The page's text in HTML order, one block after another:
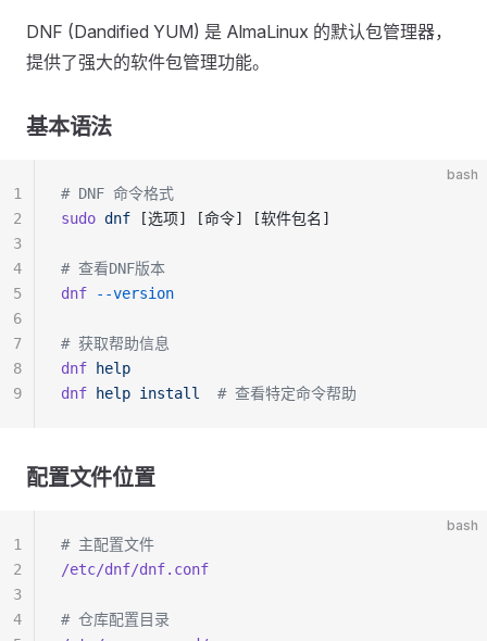
DNF (Dandified YUM) 是 AlmaLinux 的默认包管理器，
提供了强大的软件包管理功能。
基本语法
bash
# DNF 命令格式
sudo dnf [选项] [命令] [软件包名]
# 查看DNF版本
dnf --version
# 获取帮助信息
dnf help
dnf help install
  # 查看特定命令帮助
1
2
3
4
5
6
7
8
9
配置文件位置
bash
# 主配置文件
/etc/dnf/dnf.conf
# 仓库配置目录
1
2
3
4